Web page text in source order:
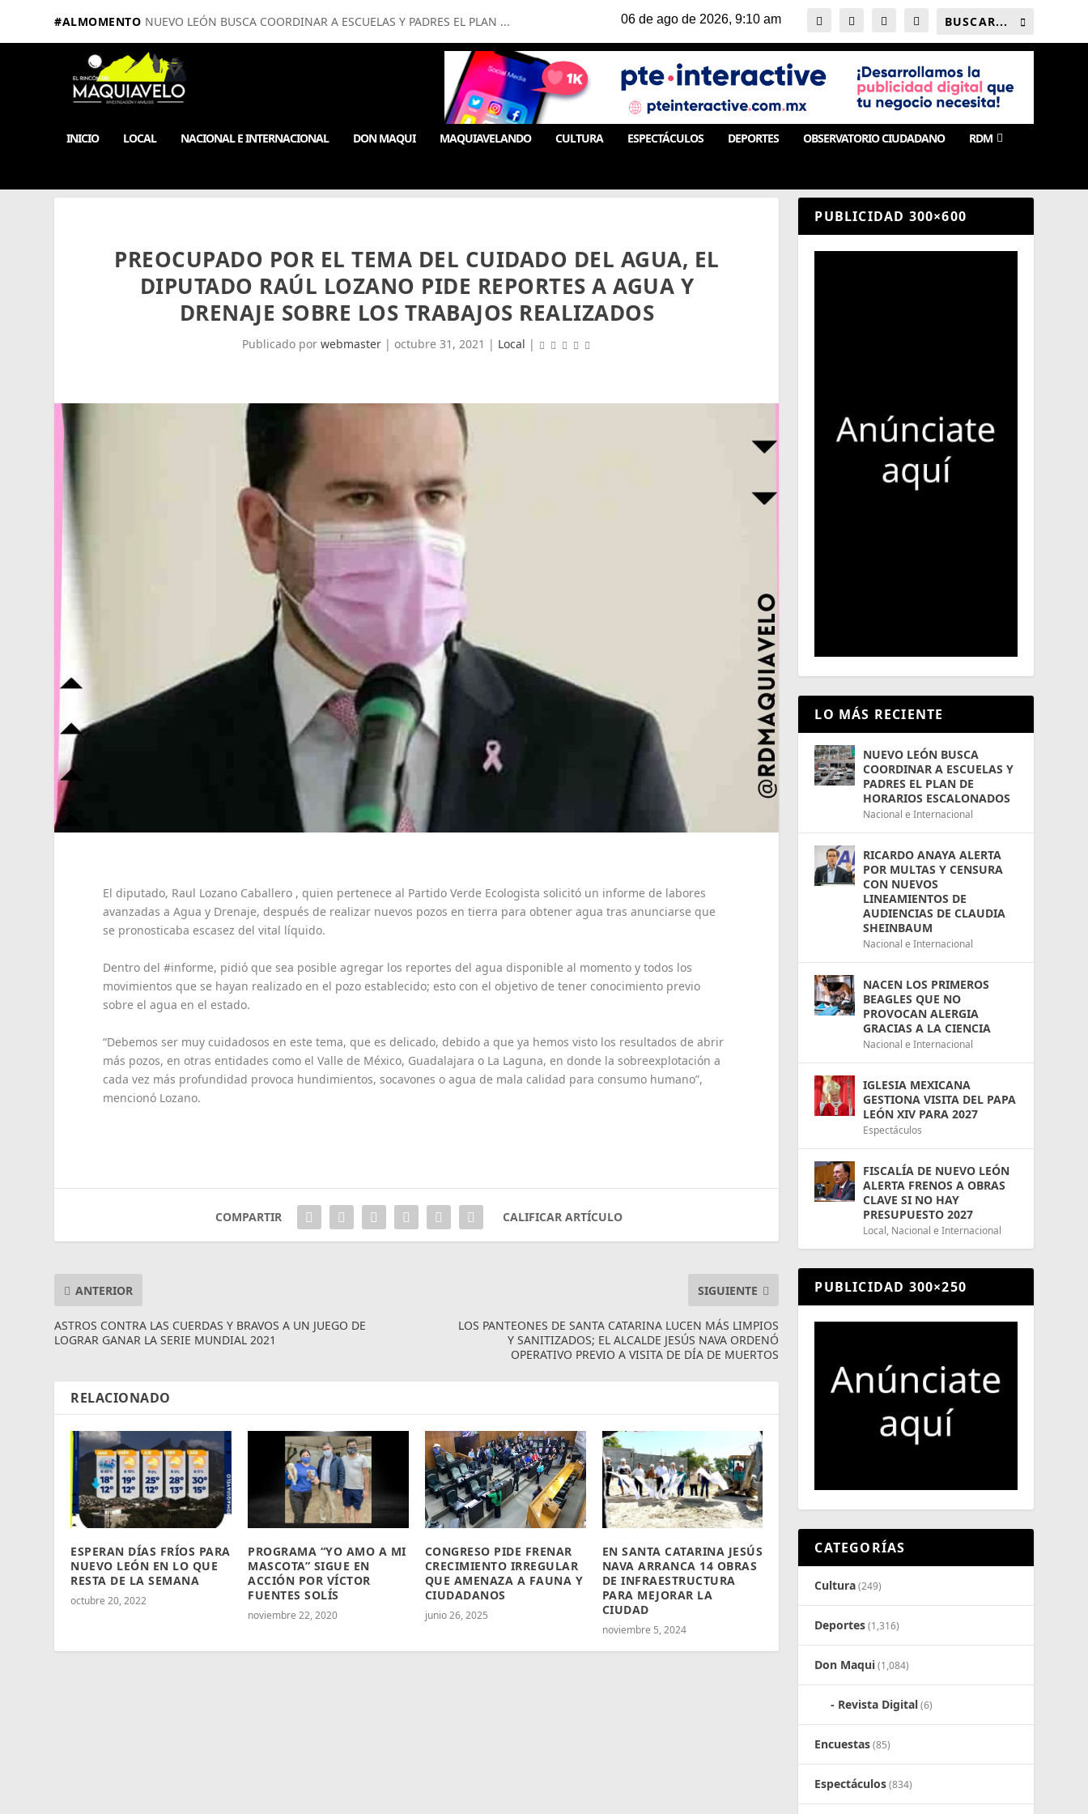
#ALMOMENTO NUEVO LEÓN BUSCA COORDINAR A ESCUELAS Y PADRES EL PLAN ...
INICIO LOCAL NACIONAL E INTERNACIONAL DON MAQUI MAQUIAVELANDO CULTURA ESPECTÁCULOS DEPORTES OBSERVATORIO CIUDADANO RDM
PREOCUPADO POR EL TEMA DEL CUIDADO DEL AGUA, EL
DIPUTADO RAÚL LOZANO PIDE REPORTES A AGUA Y
DRENAJE SOBRE LOS TRABAJOS REALIZADOS
Publicado por webmaster| octubre 31, 2021 | Local |
El diputado, Raul Lozano Caballero , quien pertenece al Partido Verde Ecologista solicitó un informe de labores
avanzadas a Agua y Drenaje, después de realizar nuevos pozos en tierra para obtener agua tras anunciarse que
se pronosticaba escasez del vital líquido.
Dentro del #informe, pidió que sea posible agregar los reportes del agua disponible al momento y todos los
movimientos que se hayan realizado en el pozo establecido; esto con el objetivo de tener conocimiento previo
sobre el agua en el estado.
“Debemos ser muy cuidadosos en este tema, que es delicado, debido a que ya hemos visto los resultados de abrir
más pozos, en otras entidades como el Valle de México, Guadalajara o La Laguna, en donde la sobreexplotación a
cada vez más profundidad provoca hundimientos, socavones o agua de mala calidad para consumo humano”,
mencionó Lozano.
COMPARTIR CALIFICAR ARTÍCULO
ANTERIOR
ASTROS CONTRA LAS CUERDAS Y BRAVOS A UN JUEGO DE
LOGRAR GANAR LA SERIE MUNDIAL 2021
SIGUIENTE
LOS PANTEONES DE SANTA CATARINA LUCEN MÁS LIMPIOS
Y SANITIZADOS; EL ALCALDE JESÚS NAVA ORDENÓ
OPERATIVO PREVIO A VISITA DE DÍA DE MUERTOS
RELACIONADO
ESPERAN DÍAS FRÍOS PARA
NUEVO LEÓN EN LO QUE
RESTA DE LA SEMANA
octubre 20, 2022
PROGRAMA “YO AMO A MI
MASCOTA” SIGUE EN
ACCIÓN POR VÍCTOR
FUENTES SOLÍS
noviembre 22, 2020
CONGRESO PIDE FRENAR
CRECIMIENTO IRREGULAR
QUE AMENAZA A FAUNA Y
CIUDADANOS
junio 26, 2025
EN SANTA CATARINA JESÚS
NAVA ARRANCA 14 OBRAS
DE INFRAESTRUCTURA
PARA MEJORAR LA
CIUDAD
noviembre 5, 2024
PUBLICIDAD 300×600
LO MÁS RECIENTE
NUEVO LEÓN BUSCA
COORDINAR A ESCUELAS Y
PADRES EL PLAN DE
HORARIOS ESCALONADOS
Nacional e Internacional
RICARDO ANAYA ALERTA
POR MULTAS Y CENSURA
CON NUEVOS
LINEAMIENTOS DE
AUDIENCIAS DE CLAUDIA
SHEINBAUM
Nacional e Internacional
NACEN LOS PRIMEROS
BEAGLES QUE NO
PROVOCAN ALERGIA
GRACIAS A LA CIENCIA
Nacional e Internacional
IGLESIA MEXICANA
GESTIONA VISITA DEL PAPA
LEÓN XIV PARA 2027
Espectáculos
FISCALÍA DE NUEVO LEÓN
ALERTA FRENOS A OBRAS
CLAVE SI NO HAY
PRESUPUESTO 2027
Local, Nacional e Internacional
PUBLICIDAD 300×250
CATEGORÍAS
Cultura(249)
Deportes(1,316)
Don Maqui(1,084)
Revista Digital(6)
Encuestas(85)
Espectáculos(834)